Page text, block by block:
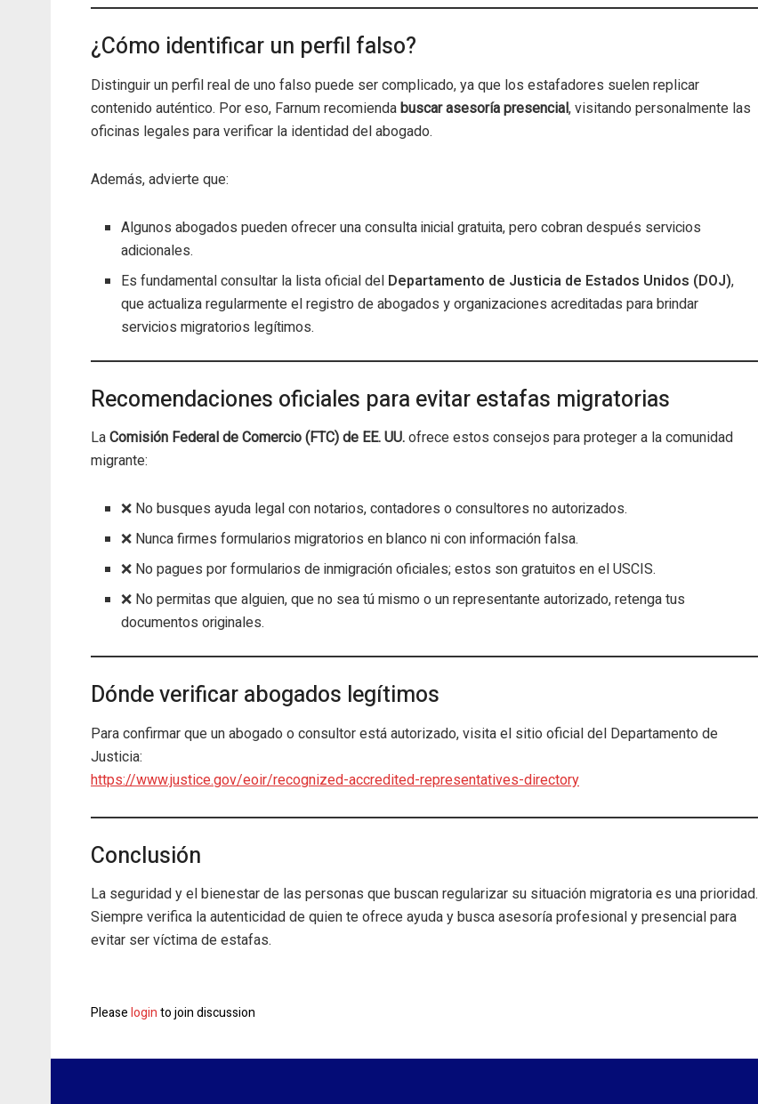
¿Cómo identificar un perfil falso?
Distinguir un perfil real de uno falso puede ser complicado, ya que los estafadores suelen replicar
contenido auténtico. Por eso, Farnum recomienda buscar asesoría presencial, visitando personalmente las
oficinas legales para verificar la identidad del abogado.
Además, advierte que:
Algunos abogados pueden ofrecer una consulta inicial gratuita, pero cobran después servicios
adicionales.
Es fundamental consultar la lista oficial del Departamento de Justicia de Estados Unidos (DOJ),
que actualiza regularmente el registro de abogados y organizaciones acreditadas para brindar
servicios migratorios legítimos.
Recomendaciones oficiales para evitar estafas migratorias
La Comisión Federal de Comercio (FTC) de EE. UU. ofrece estos consejos para proteger a la comunidad
migrante:
❌ No busques ayuda legal con notarios, contadores o consultores no autorizados.
❌ Nunca firmes formularios migratorios en blanco ni con información falsa.
❌ No pagues por formularios de inmigración oficiales; estos son gratuitos en el USCIS.
❌ No permitas que alguien, que no sea tú mismo o un representante autorizado, retenga tus
documentos originales.
Dónde verificar abogados legítimos
Para confirmar que un abogado o consultor está autorizado, visita el sitio oficial del Departamento de
Justicia:
https://www.justice.gov/eoir/recognized-accredited-representatives-directory
Conclusión
La seguridad y el bienestar de las personas que buscan regularizar su situación migratoria es una prioridad.
Siempre verifica la autenticidad de quien te ofrece ayuda y busca asesoría profesional y presencial para
evitar ser víctima de estafas.
Pleaseloginto join discussion